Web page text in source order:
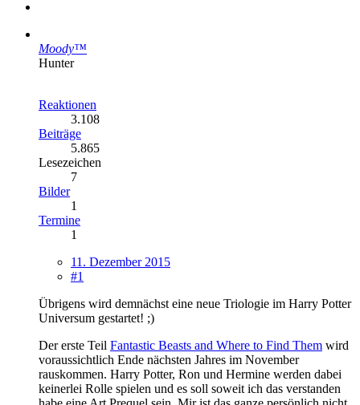
Moody™
Hunter
Reaktionen
3.108
Beiträge
5.865
Lesezeichen
7
Bilder
1
Termine
1
11. Dezember 2015
#1
Übrigens wird demnächst eine neue Triologie im Harry Potter
Universum gestartet! ;)
Der erste Teil Fantastic Beasts and Where to Find Them wird
voraussichtlich Ende nächsten Jahres im November
rauskommen. Harry Potter, Ron und Hermine werden dabei
keinerlei Rolle spielen und es soll soweit ich das verstanden